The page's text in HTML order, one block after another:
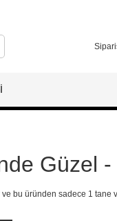
Güzel
bu üründen sadece 1 tane